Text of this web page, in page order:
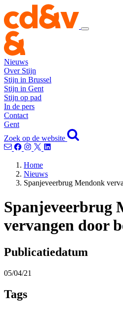
Nieuws
Over Stijn
Stijn in Brussel
Stijn in Gent
Stijn op pad
In de pers
Contact
Gent
Zoek op de website
Home
Nieuws
Spanjeveerbrug Mendonk
Spanjeveerbrug
vervangen door
Publicatiedatum
05/04/21
Tags